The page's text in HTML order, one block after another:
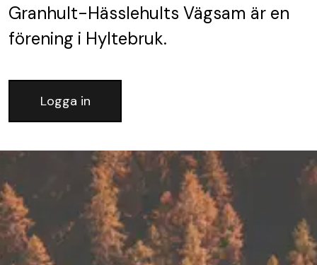
Granhult-Hässlehults Vägsam är en
förening i Hyltebruk.
Logga in